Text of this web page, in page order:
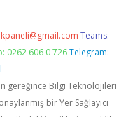
Teams:
0262 606 0 726 Telegram:
gereğince Bilgi Teknolojileri
bir Yer Sağlayıcı